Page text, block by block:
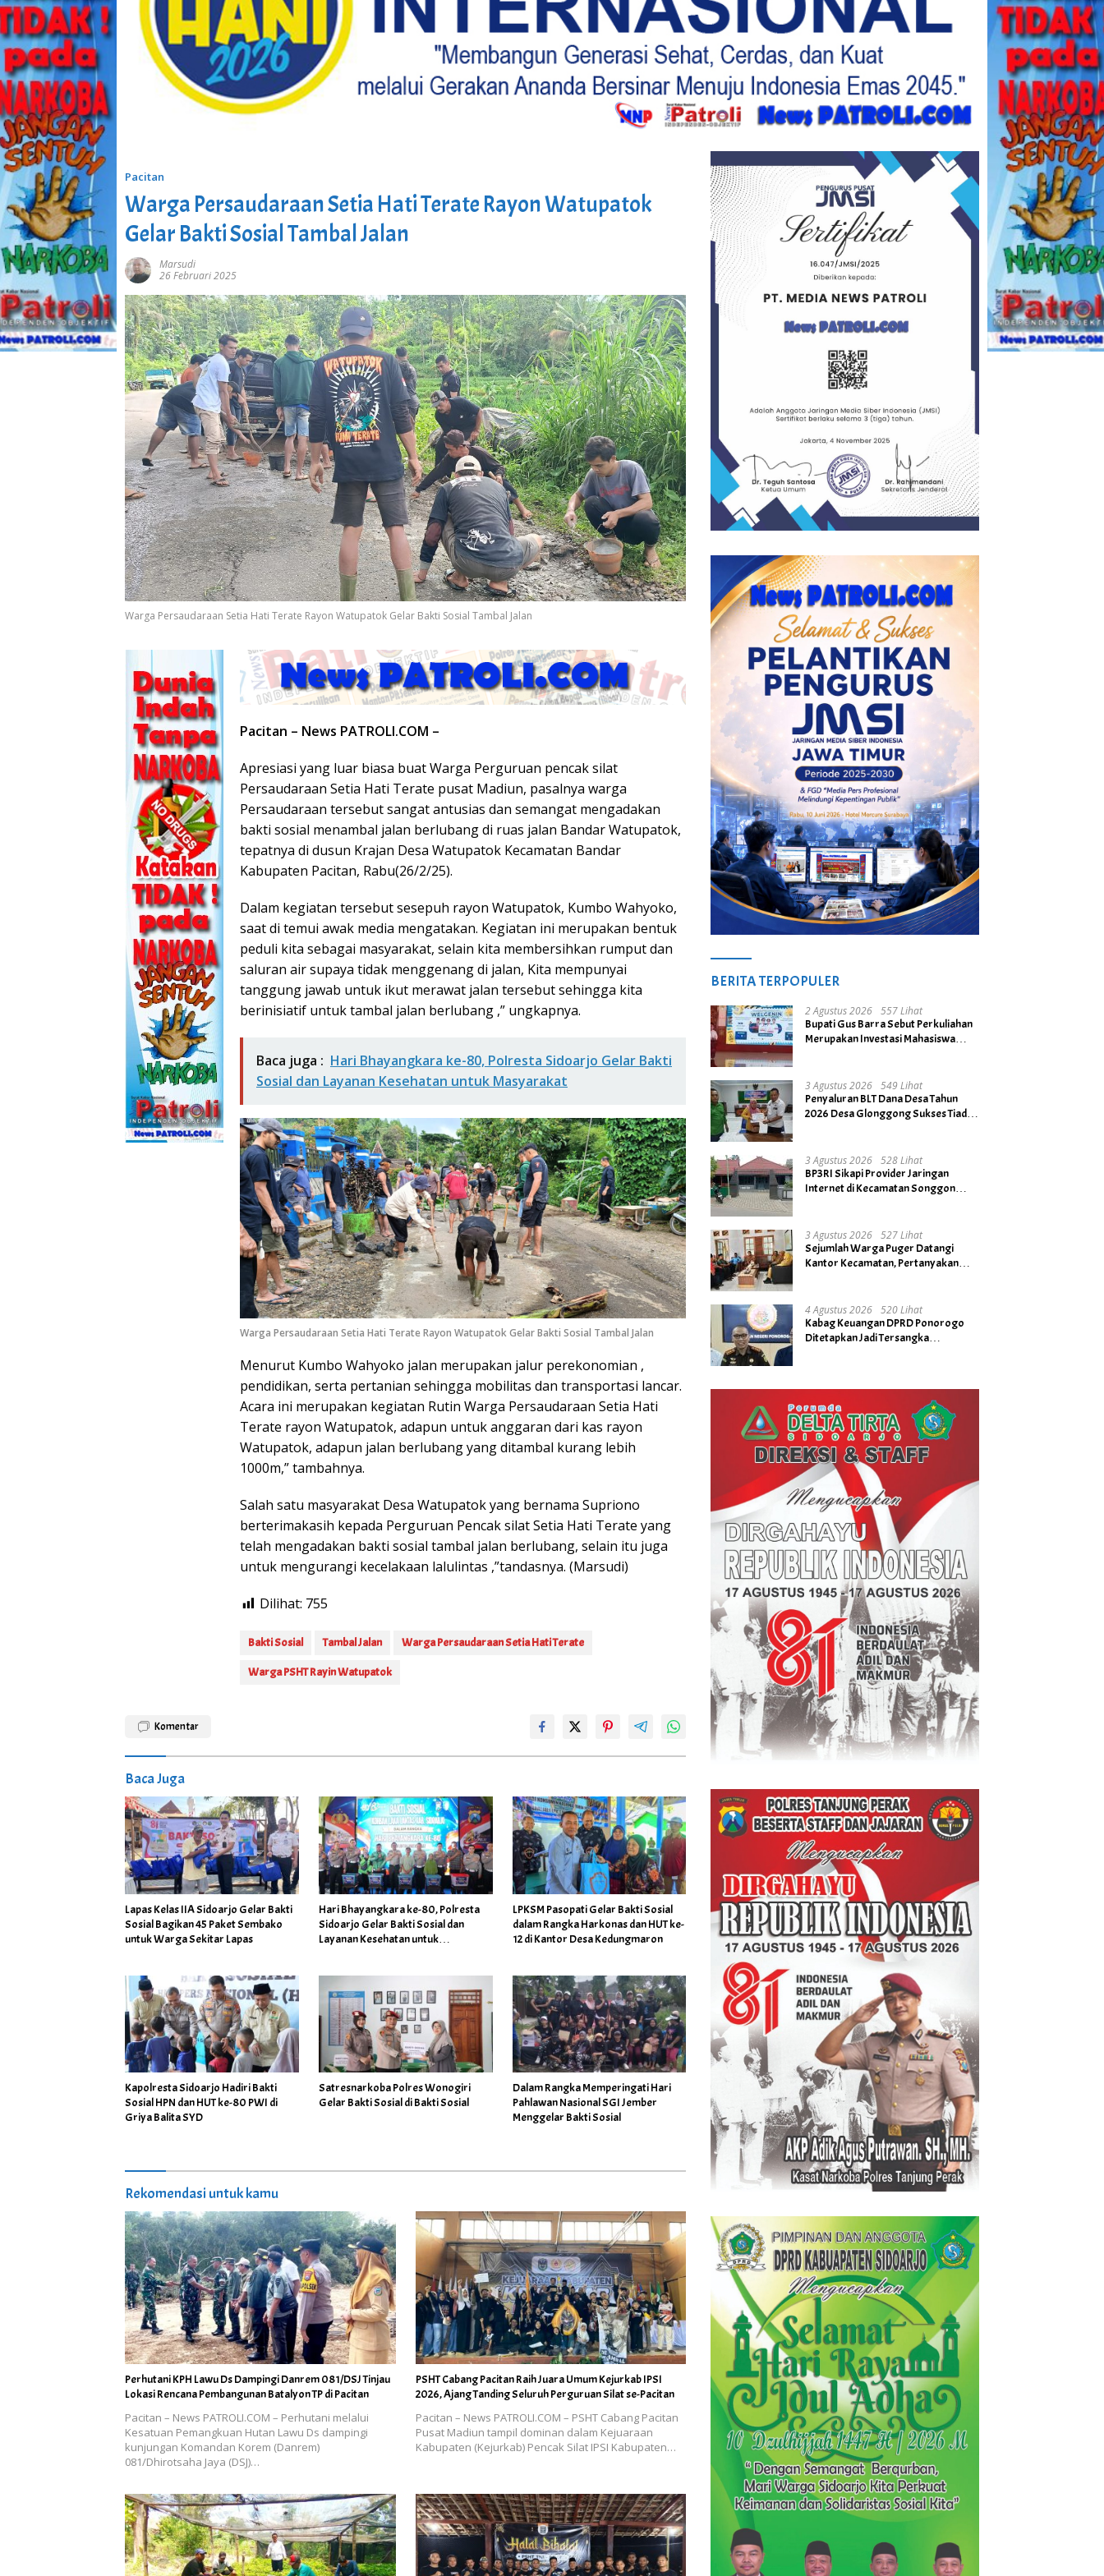
Pacitan
Warga Persaudaraan Setia Hati Terate Rayon Watupatok
Gelar Bakti Sosial Tambal Jalan
Marsudi
26 Februari 2025
Warga Persaudaraan Setia Hati Terate Rayon Watupatok Gelar Bakti Sosial Tambal Jalan
Pacitan – News PATROLI.COM –
Apresiasi yang luar biasa buat Warga Perguruan pencak silat
Persaudaraan Setia Hati Terate pusat Madiun, pasalnya warga
Persaudaraan tersebut sangat antusias dan semangat mengadakan
bakti sosial menambal jalan berlubang di ruas jalan Bandar Watupatok,
tepatnya di dusun Krajan Desa Watupatok Kecamatan Bandar
Kabupaten Pacitan, Rabu(26/2/25).
Dalam kegiatan tersebut sesepuh rayon Watupatok, Kumbo Wahyoko,
saat di temui awak media mengatakan. Kegiatan ini merupakan bentuk
peduli kita sebagai masyarakat, selain kita membersihkan rumput dan
saluran air supaya tidak menggenang di jalan, Kita mempunyai
tanggung jawab untuk ikut merawat jalan tersebut sehingga kita
berinisiatif untuk tambal jalan berlubang ,” ungkapnya.
Baca juga : Hari Bhayangkara ke-80, Polresta Sidoarjo Gelar Bakti
Sosial dan Layanan Kesehatan untuk Masyarakat
Warga Persaudaraan Setia Hati Terate Rayon Watupatok Gelar Bakti Sosial Tambal Jalan
Menurut Kumbo Wahyoko jalan merupakan jalur perekonomian ,
pendidikan, serta pertanian sehingga mobilitas dan transportasi lancar.
Acara ini merupakan kegiatan Rutin Warga Persaudaraan Setia Hati
Terate rayon Watupatok, adapun untuk anggaran dari kas rayon
Watupatok, adapun jalan berlubang yang ditambal kurang lebih
1000m,” tambahnya.
Salah satu masyarakat Desa Watupatok yang bernama Supriono
berterimakasih kepada Perguruan Pencak silat Setia Hati Terate yang
telah mengadakan bakti sosial tambal jalan berlubang, selain itu juga
untuk mengurangi kecelakaan lalulintas ,”tandasnya. (Marsudi)
Dilihat: 755
Bakti Sosial Tambal Jalan Warga Persaudaraan Setia Hati Terate
Warga PSHT Rayin Watupatok
Komentar
Baca Juga
Lapas Kelas IIA Sidoarjo Gelar Bakti
Sosial Bagikan 45 Paket Sembako
untuk Warga Sekitar Lapas
Hari Bhayangkara ke-80, Polresta
Sidoarjo Gelar Bakti Sosial dan
Layanan Kesehatan untuk
LPKSM Pasopati Gelar Bakti Sosial
dalam Rangka Harkonas dan HUT ke-
12 di Kantor Desa Kedungmaron
Kapolresta Sidoarjo Hadiri Bakti
Sosial HPN dan HUT ke-80 PWI di
Griya Balita SYD
Satresnarkoba Polres Wonogiri
Gelar Bakti Sosial di Bakti Sosial
Dalam Rangka Memperingati Hari
Pahlawan Nasional SGI Jember
Menggelar Bakti Sosial
Rekomendasi untuk kamu
Perhutani KPH Lawu Ds Dampingi Danrem 081/DSJ Tinjau
Lokasi Rencana Pembangunan Batalyon TP di Pacitan
Pacitan – News PATROLI.COM – Perhutani melalui
Kesatuan Pemangkuan Hutan Lawu Ds dampingi
kunjungan Komandan Korem (Danrem)
081/Dhirotsaha Jaya (DSJ)…
PSHT Cabang Pacitan Raih Juara Umum Kejurkab IPSI
2026, Ajang Tanding Seluruh Perguruan Silat se-Pacitan
Pacitan – News PATROLI.COM – PSHT Cabang Pacitan
Pusat Madiun tampil dominan dalam Kejuaraan
Kabupaten (Kejurkab) Pencak Silat IPSI Kabupaten…
BERITA TERPOPULER
2 Agustus 2026
557 Lihat
Bupati Gus Barra Sebut Perkuliahan
Merupakan Investasi Mahasiswa
3 Agustus 2026
549 Lihat
Penyaluran BLT Dana Desa Tahun
2026 Desa Glonggong Sukses Tiada
3 Agustus 2026
528 Lihat
BP3RI Sikapi Provider Jaringan
Internet di Kecamatan Songgon
3 Agustus 2026
527 Lihat
Sejumlah Warga Puger Datangi
Kantor Kecamatan, Pertanyakan
4 Agustus 2026
520 Lihat
Kabag Keuangan DPRD Ponorogo
Ditetapkan Jadi Tersangka